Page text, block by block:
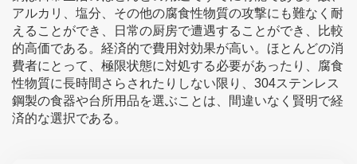
アルカリ、塩分、その他の腐食性物質の攻撃にも難なく耐
えることができ、日常の厨房で遭遇することができ、比較
的高価である。経済的で費用対効果が高い。ほとんどの消
費者にとって、極限状態に対処する必要があったり、腐食
性物質に長時間さらされたりしない限り、304ステンレス
鋼製の食器や台所用品を選ぶことは、間違いなく賢明で経
済的な選択である。